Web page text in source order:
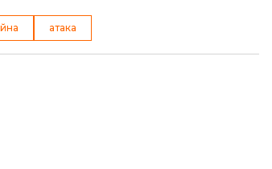
атака